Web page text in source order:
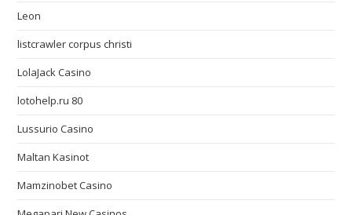
Leon
listcrawler corpus christi
LolaJack Casino
lotohelp.ru 80
Lussurio Casino
Maltan Kasinot
Mamzinobet Casino